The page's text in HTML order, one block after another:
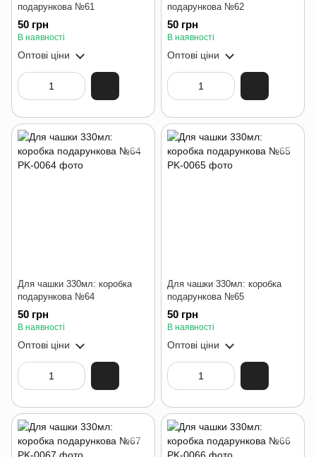
подарункова №61
50 грн
В наявності
Оптові ціни
подарункова №62
50 грн
В наявності
Оптові ціни
Для чашки 330мл: коробка
подарункова №64
50 грн
В наявності
Оптові ціни
Для чашки 330мл: коробка
подарункова №65
50 грн
В наявності
Оптові ціни